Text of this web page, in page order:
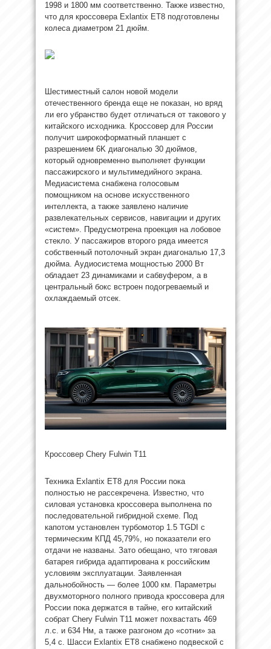
1998 и 1800 мм соответственно. Также известно,
что для кроссовера Exlantix ET8 подготовлены
колеса диаметром 21 дюйм.
Шестиместный салон новой модели
отечественного бренда еще не показан, но вряд
ли его убранство будет отличаться от такового у
китайского исходника. Кроссовер для России
получит широкоформатный планшет с
разрешением 6K диагональю 30 дюймов,
который одновременно выполняет функции
пассажирского и мультимедийного экрана.
Медиасистема снабжена голосовым
помощником на основе искусственного
интеллекта, а также заявлено наличие
развлекательных сервисов, навигации и других
«систем». Предусмотрена проекция на лобовое
стекло. У пассажиров второго ряда имеется
собственный потолочный экран диагональю 17,3
дюйма. Аудиосистема мощностью 2000 Вт
обладает 23 динамиками и сабвуфером, а в
центральный бокс встроен подогреваемый и
охлаждаемый отсек.
Кроссовер Chery Fulwin T11
Техника Exlantix ET8 для России пока
полностью не рассекречена. Известно, что
силовая установка кроссовера выполнена по
последовательной гибридной схеме. Под
капотом установлен турбомотор 1.5 TGDI с
термическим КПД 45,79%, но показатели его
отдачи не названы. Зато обещано, что тяговая
батарея гибрида адаптирована к российским
условиям эксплуатации. Заявленная
дальнобойность — более 1000 км. Параметры
двухмоторного полного привода кроссовера для
России пока держатся в тайне, его китайский
собрат Chery Fulwin T11 может похвастать 469
л.с. и 634 Нм, а также разгоном до «сотни» за
5,4 с. Шасси Exlantix ET8 снабжено подвеской с